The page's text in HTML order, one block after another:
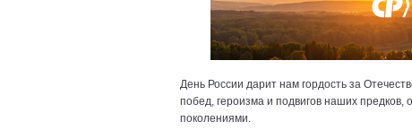
День России дарит нам гордость за
побед, героизма и подвигов наших предков,
поколениями.